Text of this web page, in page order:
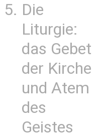
Die
Liturgie:
das Gebet
der Kirche
und Atem
des
Geistes